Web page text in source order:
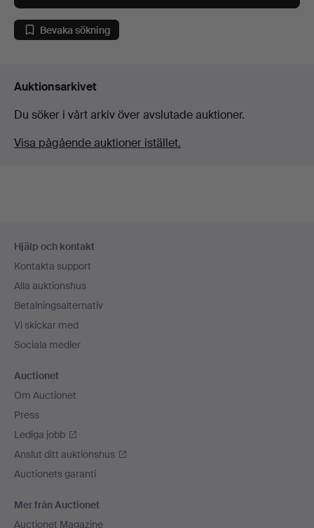
Bevaka sökning
Auktionsarkivet
Du söker i vårt arkiv över avslutade auktioner.
Visa pågående auktioner istället.
Hjälp och kontakt
Kontakta support
Alla auktionshus
Betalningsalternativ
Vi skickar med
Sociala medier
Auctionet
Om Auctionet
Press
Lediga jobb
Anslut ditt auktionshus
Auctionets garanti
Mer från Auctionet
Auctionet Magazine